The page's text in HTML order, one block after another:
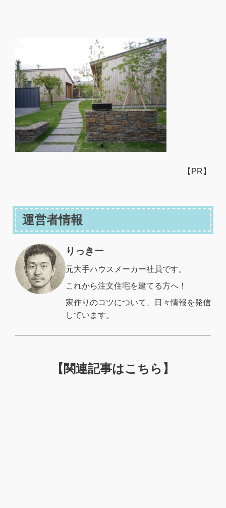
【PR】
運営者情報
りっきー
元大手ハウスメーカー社員です。
これから注文住宅を建てる方へ！
家作りのコツについて、日々情報を発信
しています。
【関連記事はこちら】